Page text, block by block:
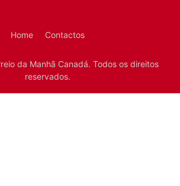
Home Contactos
da Manhã Canadá. Todos os direitos
reservados.